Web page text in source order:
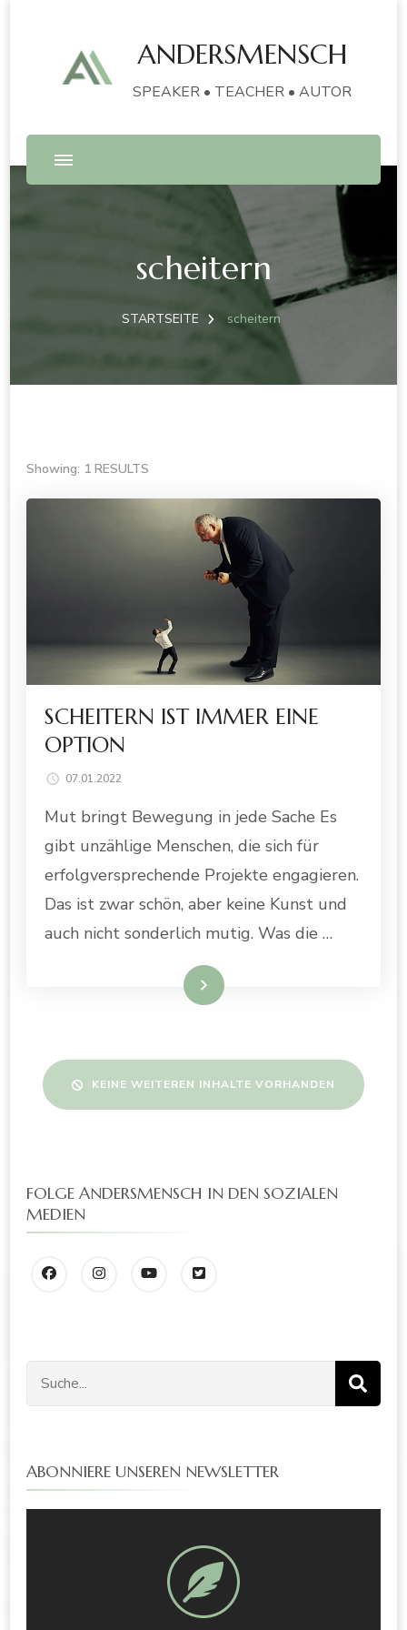
ANDERSMENSCH
SPEAKER • TEACHER • AUTOR
scheitern
STARTSEITE scheitern
Showing: 1 RESULTS
SCHEITERN IST IMMER EINE
OPTION
07.01.2022
Mut bringt Bewegung in jede Sache Es
gibt unzählige Menschen, die sich für
erfolgversprechende Projekte engagieren.
Das ist zwar schön, aber keine Kunst und
auch nicht sonderlich mutig. Was die …
WEITERLESEN
KEINE WEITEREN INHALTE VORHANDEN
FOLGE ANDERSMENSCH IN DEN SOZIALEN
MEDIEN
ABONNIERE UNSEREN NEWSLETTER